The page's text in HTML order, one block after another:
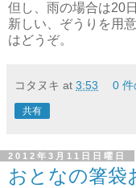
但し、雨の場合は20日
新しい、ぞうりを用
はどうぞ。
コタヌキ at 3:53 0 件
共有
2012年3月11日日曜日
おとなの箸袋